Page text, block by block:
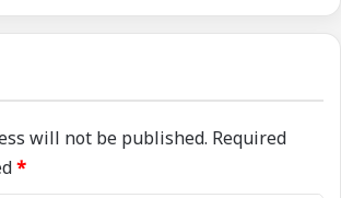
will not be published. Required
*